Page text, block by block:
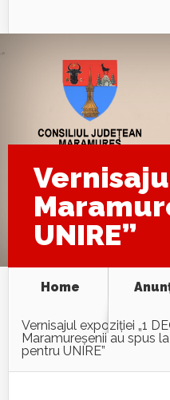
UNIRE”
Home
Vernisajul expoziției „1
Maramureșenii au spus
pentru UNIRE”